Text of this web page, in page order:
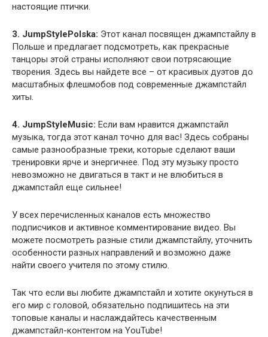
настоящие птички.
3. JumpStylePolska: Этот канал посвящен джампстайлу в
Польше и предлагает подсмотреть, как прекрасные
танцоры этой страны исполняют свои потрясающие
творения. Здесь вы найдете все – от красивых дуэтов до
масштабных флешмобов под современные джампстайл
хиты.
4. JumpStyleMusic: Если вам нравится джампстайл
музыка, тогда этот канал точно для вас! Здесь собраны
самые разнообразные треки, которые сделают ваши
тренировки ярче и энергичнее. Под эту музыку просто
невозможно не двигаться в такт и не влюбиться в
джампстайл еще сильнее!
У всех перечисленных каналов есть множество
подписчиков и активное комментирование видео. Вы
можете посмотреть разные стили джампстайлу, уточнить
особенности разных направлений и возможно даже
найти своего учителя по этому стилю.
Так что если вы любите джампстайл и хотите окунуться в
его мир с головой, обязательно подпишитесь на эти
топовые каналы и наслаждайтесь качественным
джампстайл-контентом на YouTube!